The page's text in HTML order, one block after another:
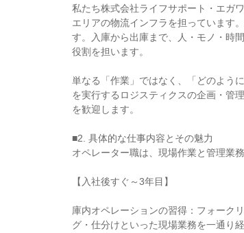
私たち株式会社ライフサポート・エガ
エリアの物流インフラを担っています
す。入庫から出庫まで、人・モノ・時
役割を担います。
単なる「作業」ではなく、「どのよう
を実行するロジスティクスの企画・管
を歓迎します。
■2. 具体的な仕事内容とその魅力
オペレーター職は、現場作業と管理業
【入社後すぐ～3年目】
庫内オペレーションの習得：フォーク
グ・仕分けといった現場業務を一通り